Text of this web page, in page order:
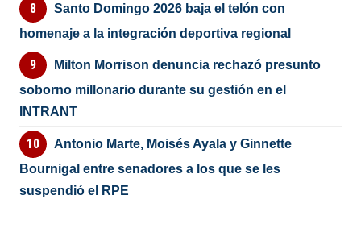
Santo Domingo 2026 baja el telón con
homenaje a la integración deportiva regional
Milton Morrison denuncia rechazó presunto
soborno millonario durante su gestión en el
INTRANT
Antonio Marte, Moisés Ayala y Ginnette
Bournigal entre senadores a los que se les
suspendió el RPE